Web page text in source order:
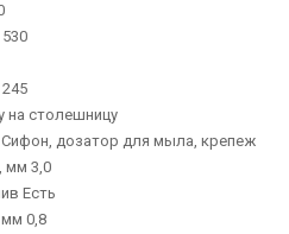
на столешницу
дозатор для мыла, крепеж
мм 3,0
Есть
0,8